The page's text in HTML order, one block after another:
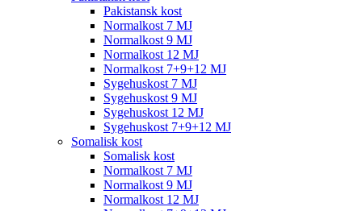
Pakistansk kost
Normalkost 7 MJ
Normalkost 9 MJ
Normalkost 12 MJ
Normalkost 7+9+12 MJ
Sygehuskost 7 MJ
Sygehuskost 9 MJ
Sygehuskost 12 MJ
Sygehuskost 7+9+12 MJ
Somalisk kost
Somalisk kost
Normalkost 7 MJ
Normalkost 9 MJ
Normalkost 12 MJ